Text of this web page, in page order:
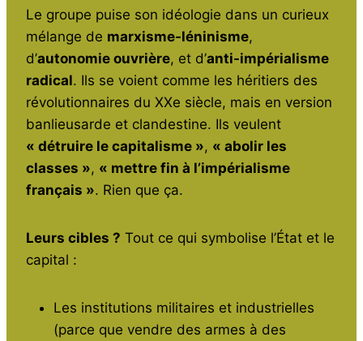
Le groupe puise son idéologie dans un curieux
mélange de marxisme-léninisme,
d’autonomie ouvrière, et d’anti-impérialisme
radical. Ils se voient comme les héritiers des
révolutionnaires du XXe siècle, mais en version
banlieusarde et clandestine. Ils veulent
« détruire le capitalisme », « abolir les
classes », « mettre fin à l’impérialisme
français ». Rien que ça.
Leurs cibles ? Tout ce qui symbolise l’État et le
capital :
Les institutions militaires et industrielles
(parce que vendre des armes à des